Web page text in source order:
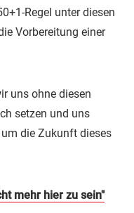
Regel unter diesen
Vorbereitung einer
uns ohne diesen
setzen und uns
die Zukunft dieses
mehr hier zu sein"